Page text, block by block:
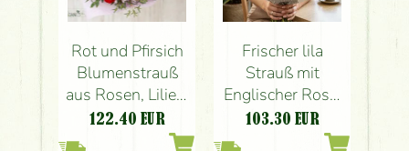
Rot und Pfirsich
Blumenstrauß
aus Rosen, Lilien,
kleine Blumen
(21 Stämme)
122.40 EUR
Frischer lila
Strauß mit
Englischer Rose,
Orchideen (18
103.30 EUR